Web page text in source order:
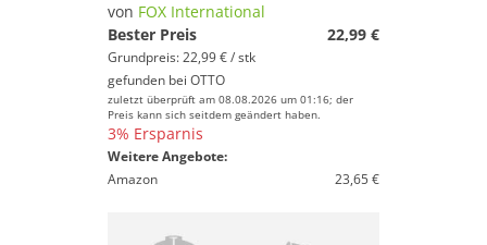
von FOX International
Bester Preis
22,99 €
Grundpreis: 22,99 € / stk
gefunden bei OTTO
zuletzt überprüft am 08.08.2026 um 01:16; der
Preis kann sich seitdem geändert haben.
3% Ersparnis
Weitere Angebote:
Amazon
23,65 €